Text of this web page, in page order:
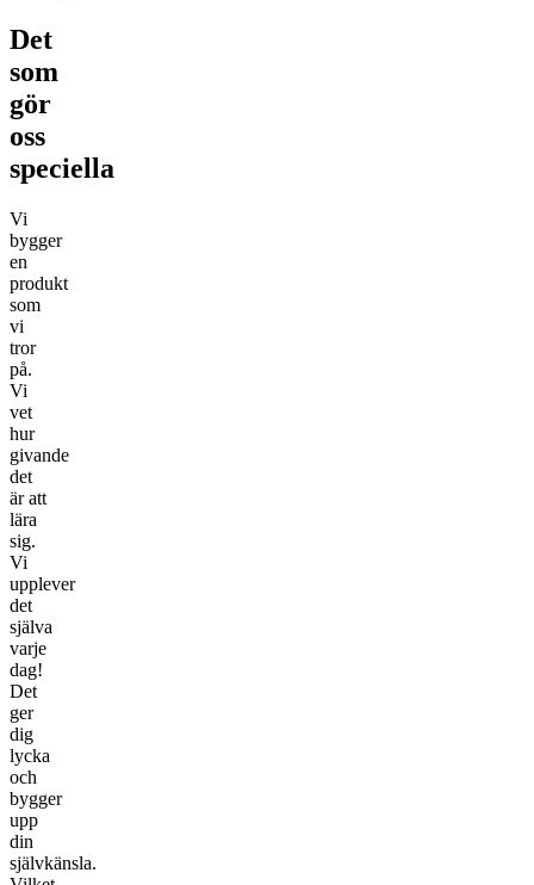
Det
som
gör
oss
speciella
Vi
bygger
en
produkt
som
vi
tror
på.
Vi
vet
hur
givande
det
är att
lära
sig.
Vi
upplever
det
själva
varje
dag!
Det
ger
dig
lycka
och
bygger
upp
din
självkänsla.